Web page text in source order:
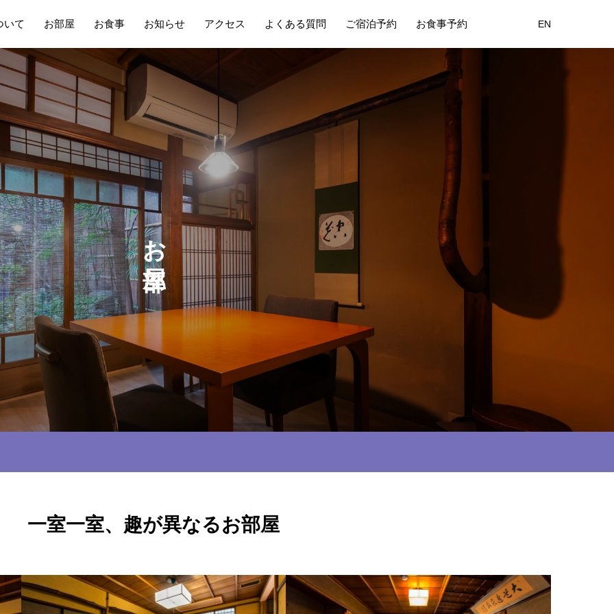
いて お部屋 お食事 お知らせ アクセス よくある質問 ご宿泊予約 お食事予約 EN
お
一室一室、趣が異なるお部屋